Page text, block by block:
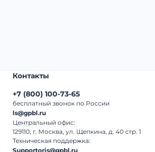
Контакты
+7 (800) 100-73-65
бесплатный звонок по России
ls@gpbl.ru
Центральный офис:
129110, г. Москва, ул. Щепкина, д. 40 стр. 1
Техническая поддержка:
Supportoris@gpbl.ru